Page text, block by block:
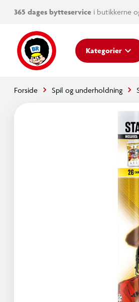
365 dages bytteservice i butikkerne
Kategorier
Forside Spil og underholdning